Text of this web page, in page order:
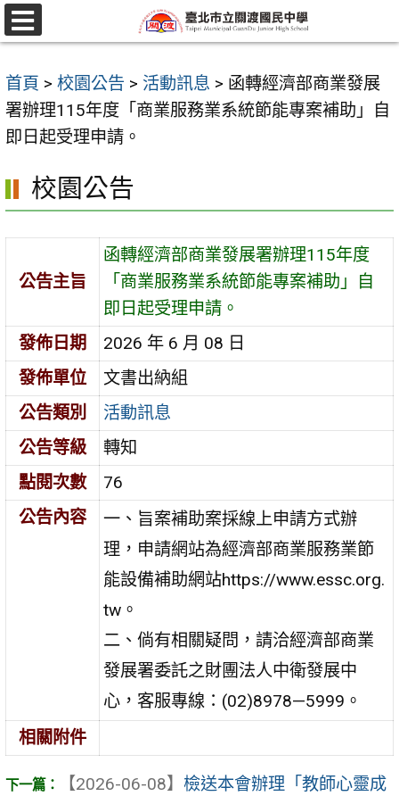
跳
至
要
內
容
選
單
首頁 > 校園公告 > 活動訊息 > 函轉經濟部商業發展
署辦理115年度「商業服務業系統節能專案補助」自
即日起受理申請。
校園公告
公告主旨
函轉經濟部商業發展署辦理115年度
「商業服務業系統節能專案補助」自
即日起受理申請。
發佈日期
2026 年 6 月 08 日
發佈單位
文書出納組
公告類別
活動訊息
公告等級
轉知
點閱次數
76
公告內容
一、旨案補助案採線上申請方式辦
理，申請網站為經濟部商業服務業節
能設備補助網站https://www.essc.org.
tw。
二、倘有相關疑問，請洽經濟部商業
發展署委託之財團法人中衛發展中
心，客服專線：(02)8978—5999。
相關附件
【2026-06-08】 檢送本會辦理「教師心靈成